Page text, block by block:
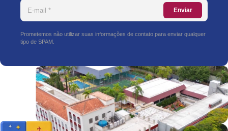
Enviar
Prometemos não utilizar suas informações de contato para enviar qualquer
tipo de SPAM.